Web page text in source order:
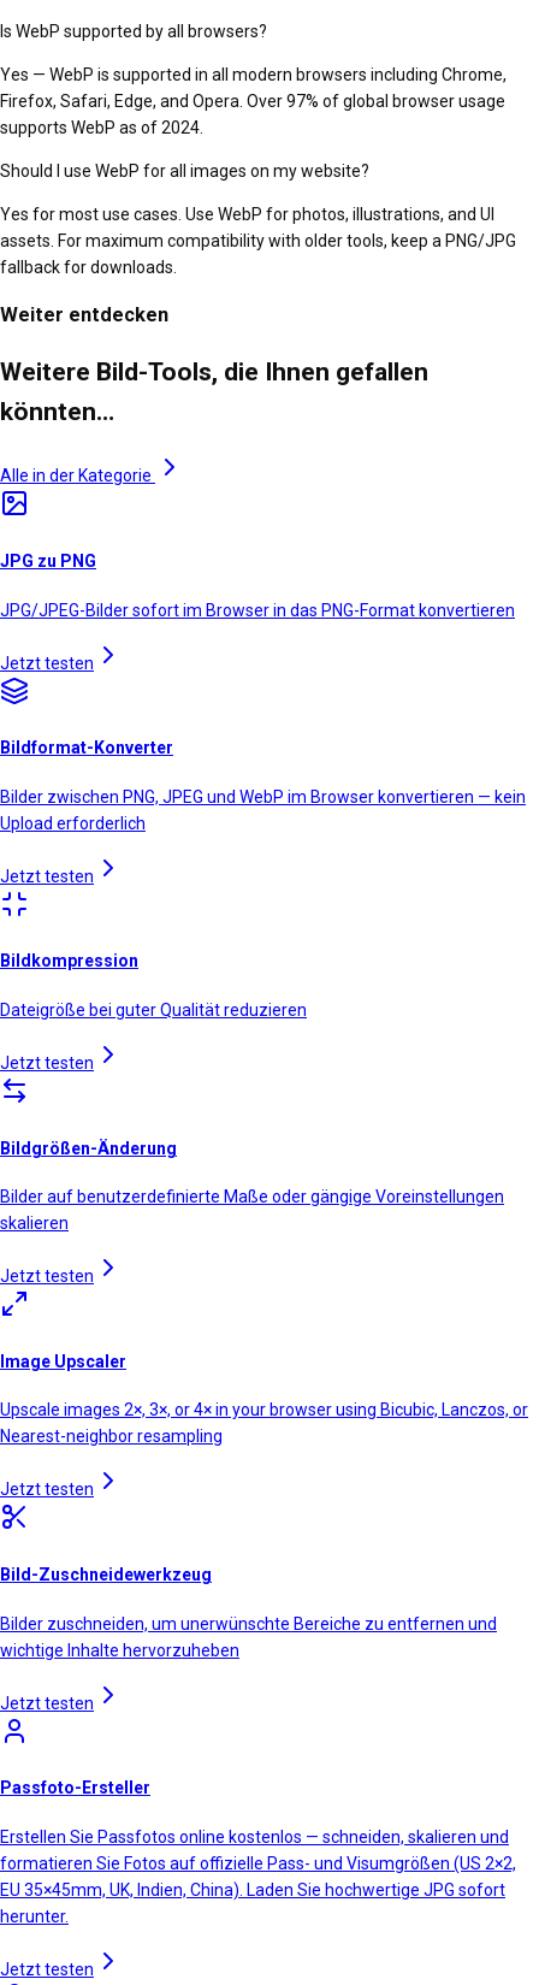
Is WebP supported by all browsers?
Yes — WebP is supported in all modern browsers including Chrome,
Firefox, Safari, Edge, and Opera. Over 97% of global browser usage
supports WebP as of 2024.
Should I use WebP for all images on my website?
Yes for most use cases. Use WebP for photos, illustrations, and UI
assets. For maximum compatibility with older tools, keep a PNG/JPG
fallback for downloads.
Weiter entdecken
Weitere Bild-Tools, die Ihnen gefallen
könnten…
Alle in der Kategorie
JPG zu PNG
JPG/JPEG-Bilder sofort im Browser in das PNG-Format konvertieren
Jetzt testen
Bildformat-Konverter
Bilder zwischen PNG, JPEG und WebP im Browser konvertieren — kein
Upload erforderlich
Jetzt testen
Bildkompression
Dateigröße bei guter Qualität reduzieren
Jetzt testen
Bildgrößen-Änderung
Bilder auf benutzerdefinierte Maße oder gängige Voreinstellungen
skalieren
Jetzt testen
Image Upscaler
Upscale images 2×, 3×, or 4× in your browser using Bicubic, Lanczos, or
Nearest-neighbor resampling
Jetzt testen
Bild-Zuschneidewerkzeug
Bilder zuschneiden, um unerwünschte Bereiche zu entfernen und
wichtige Inhalte hervorzuheben
Jetzt testen
Passfoto-Ersteller
Erstellen Sie Passfotos online kostenlos — schneiden, skalieren und
formatieren Sie Fotos auf offizielle Pass- und Visumgrößen (US 2×2,
EU 35×45mm, UK, Indien, China). Laden Sie hochwertige JPG sofort
herunter.
Jetzt testen